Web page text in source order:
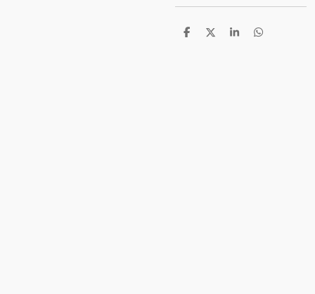
D
D
S
D